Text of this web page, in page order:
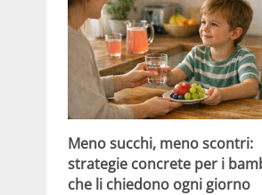
Meno succhi, meno scontri:
strategie concrete per i
che li chiedono ogni giorno